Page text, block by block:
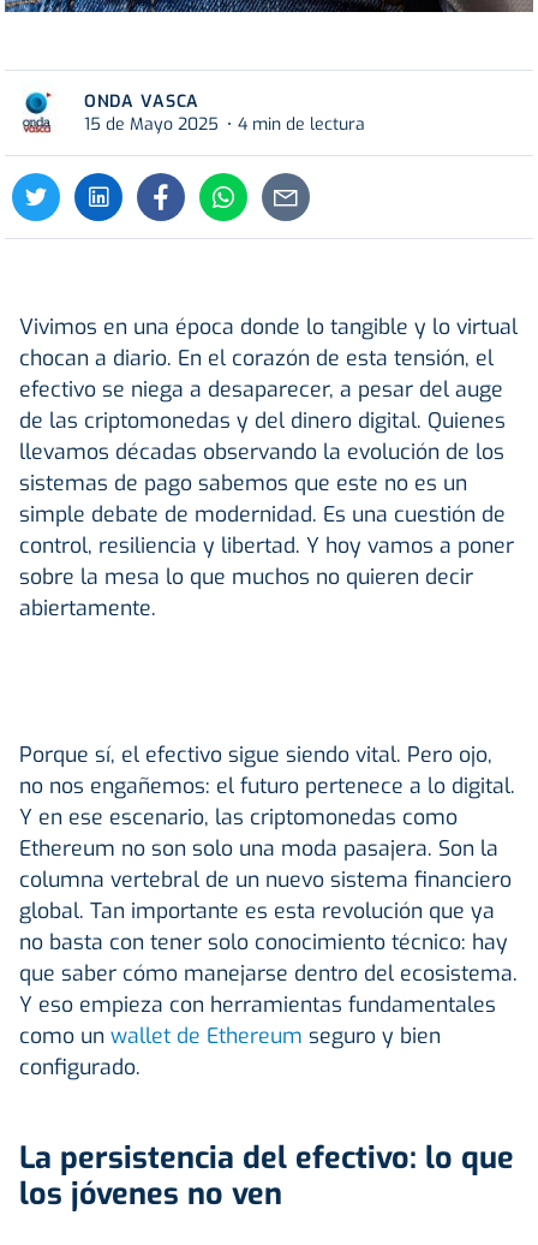
ONDA VASCA
15 de Mayo 2025
4 min de lectura
Vivimos en una época donde lo tangible y lo virtual
chocan a diario. En el corazón de esta tensión, el
efectivo se niega a desaparecer, a pesar del auge
de las criptomonedas y del dinero digital. Quienes
llevamos décadas observando la evolución de los
sistemas de pago sabemos que este no es un
simple debate de modernidad. Es una cuestión de
control, resiliencia y libertad. Y hoy vamos a poner
sobre la mesa lo que muchos no quieren decir
abiertamente.
Porque sí, el efectivo sigue siendo vital. Pero ojo,
no nos engañemos: el futuro pertenece a lo digital.
Y en ese escenario, las criptomonedas como
Ethereum no son solo una moda pasajera. Son la
columna vertebral de un nuevo sistema financiero
global. Tan importante es esta revolución que ya
no basta con tener solo conocimiento técnico: hay
que saber cómo manejarse dentro del ecosistema.
Y eso empieza con herramientas fundamentales
como un wallet de Ethereum seguro y bien
configurado.
La persistencia del efectivo: lo que
los jóvenes no ven